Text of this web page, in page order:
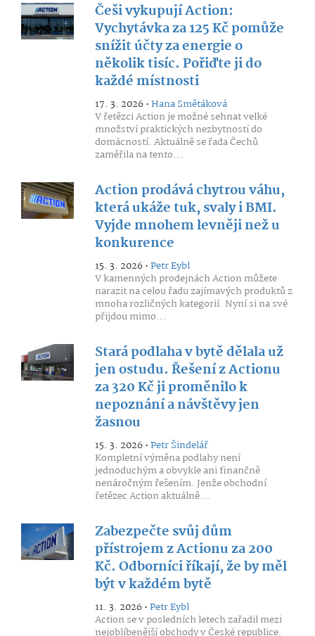
Češi vykupují Action:
Vychytávka za 125 Kč pomůže
snížit účty za energie o
několik tisíc. Pořiďte ji do
každé místnosti
17. 3. 2026 •Hana Smětáková
V řetězci Action je možné sehnat velké
množství praktických nezbytností do
domácností. Aktuálně se řada Čechů
zaměřila na tento...
Action prodává chytrou váhu,
která ukáže tuk, svaly i BMI.
Vyjde mnohem levněji než u
konkurence
15. 3. 2026 •Petr Eybl
V kamenných prodejnách Action můžete
narazit na celou řadu zajímavých produktů z
mnoha rozličných kategorií. Nyní si na své
přijdou mimo...
Stará podlaha v bytě dělala už
jen ostudu. Řešení z Actionu
za 320 Kč ji proměnilo k
nepoznání a návštěvy jen
žasnou
15. 3. 2026 •Petr Šindelář
Kompletní výměna podlahy není
jednoduchým a obvykle ani finančně
nenáročným řešením. Jenže obchodní
řetězec Action aktuálně...
Zabezpečte svůj dům
přístrojem z Actionu za 200
Kč. Odborníci říkají, že by měl
být v každém bytě
11. 3. 2026 •Petr Eybl
Action se v posledních letech zařadil mezi
nejoblíbenější obchody v České republice.